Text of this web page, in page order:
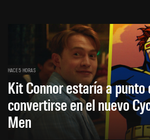
HACE 5 HORAS
Kit Connor estaría a punto
convertirse en el nuevo
Men